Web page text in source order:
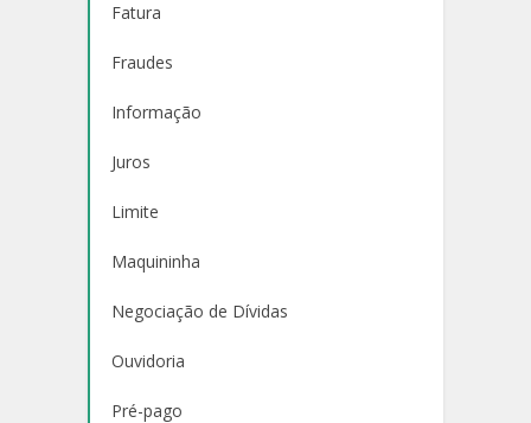
Fatura
Fraudes
Informação
Juros
Limite
Maquininha
Negociação de Dívidas
Ouvidoria
Pré-pago